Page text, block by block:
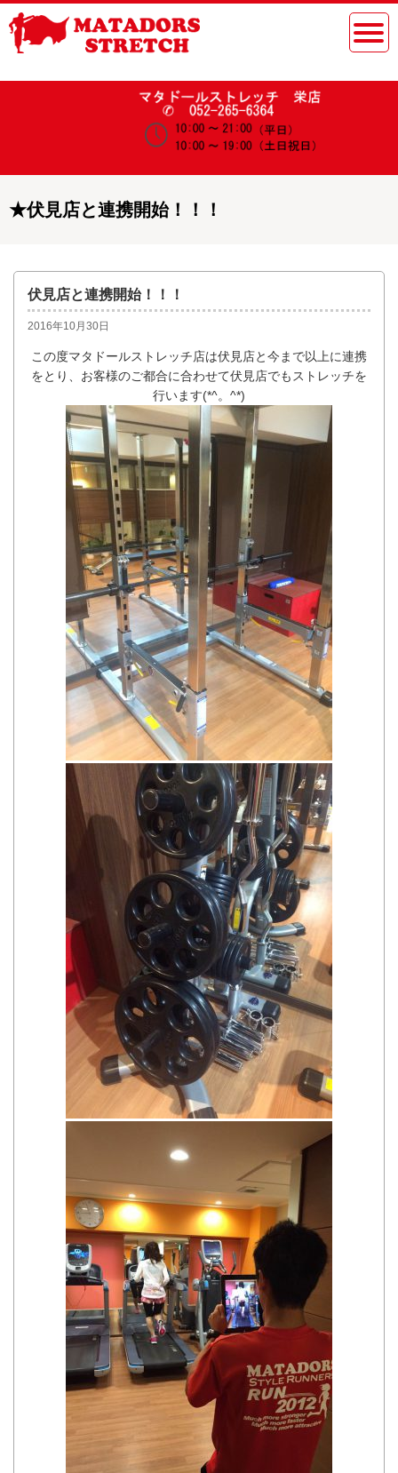
★伏見店と連携開始！！！
伏見店と連携開始！！！
2016年10月30日
この度マタドールストレッチ店は伏見店と今まで以上に連携
をとり、お客様のご都合に合わせて伏見店でもストレッチを
行います(*^。^*)